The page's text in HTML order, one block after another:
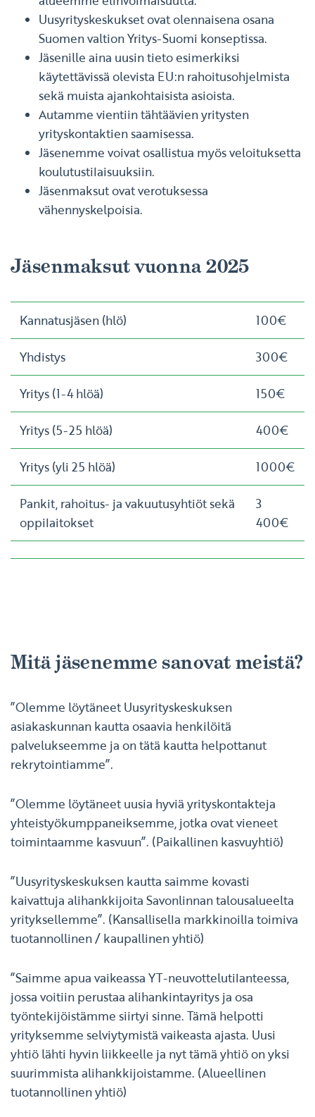
Uusyrityskeskukset ovat olennaisena osana
Suomen valtion Yritys-Suomi konseptissa.
Jäsenille aina uusin tieto esimerkiksi
käytettävissä olevista EU:n rahoitusohjelmista
sekä muista ajankohtaisista asioista.
Autamme vientiin tähtäävien yritysten
yrityskontaktien saamisessa.
Jäsenemme voivat osallistua myös veloituksetta
koulutustilaisuuksiin.
Jäsenmaksut ovat verotuksessa
vähennyskelpoisia.
Jäsenmaksut vuonna 2025
Kannatusjäsen (hlö) 100€
Yhdistys 300€
Yritys (1-4 hlöä) 150€
Yritys (5-25 hlöä) 400€
Yritys (yli 25 hlöä) 1000€
Pankit, rahoitus- ja vakuutusyhtiöt sekä
oppilaitokset
3
400€
Mitä jäsenemme sanovat meistä?
”Olemme löytäneet Uusyrityskeskuksen
asiakaskunnan kautta osaavia henkilöitä
palvelukseemme ja on tätä kautta helpottanut
rekrytointiamme”.
”Olemme löytäneet uusia hyviä yrityskontakteja
yhteistyökumppaneiksemme, jotka ovat vieneet
toimintaamme kasvuun”. (Paikallinen kasvuyhtiö)
”Uusyrityskeskuksen kautta saimme kovasti
kaivattuja alihankkijoita Savonlinnan talousalueelta
yrityksellemme”. (Kansallisella markkinoilla toimiva
tuotannollinen / kaupallinen yhtiö)
”Saimme apua vaikeassa YT-neuvottelutilanteessa,
jossa voitiin perustaa alihankintayritys ja osa
työntekijöistämme siirtyi sinne. Tämä helpotti
yrityksemme selviytymistä vaikeasta ajasta. Uusi
yhtiö lähti hyvin liikkeelle ja nyt tämä yhtiö on yksi
suurimmista alihankkijoistamme. (Alueellinen
tuotannollinen yhtiö)